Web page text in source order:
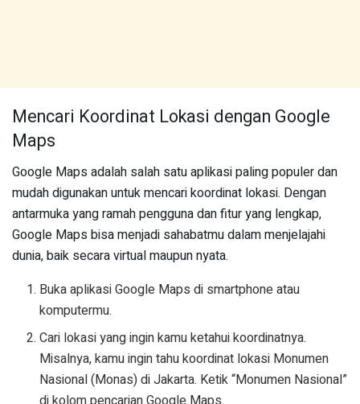
Mencari Koordinat Lokasi dengan Google
Maps
Google Maps adalah salah satu aplikasi paling populer dan
mudah digunakan untuk mencari koordinat lokasi. Dengan
antarmuka yang ramah pengguna dan fitur yang lengkap,
Google Maps bisa menjadi sahabatmu dalam menjelajahi
dunia, baik secara virtual maupun nyata.
Buka aplikasi Google Maps di smartphone atau
komputermu.
Cari lokasi yang ingin kamu ketahui koordinatnya.
Misalnya, kamu ingin tahu koordinat lokasi Monumen
Nasional (Monas) di Jakarta. Ketik “Monumen Nasional”